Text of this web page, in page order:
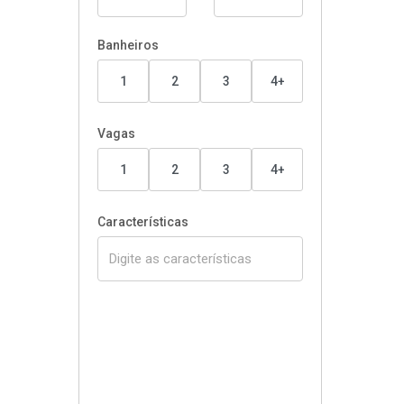
Banheiros
1 2 3 4+
Vagas
1 2 3 4+
Características